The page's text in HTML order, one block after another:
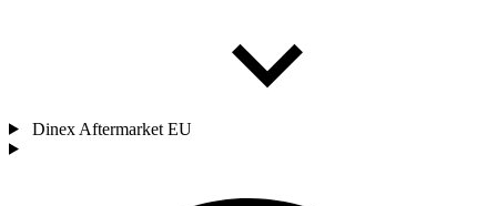
Dinex Aftermarket EU